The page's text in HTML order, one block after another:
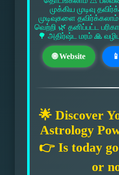
முக்கிய முடிவு
முடிவுகளை
வெற்றி 🌿 தனிப்பட்ட
🌳 அதிர்ஷ்ட மரம் 🙏
🌐 Website
🌟 Discover
Astrology
👉 Is today
or